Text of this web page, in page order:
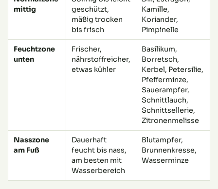
mittig
geschützt,
mäßig trocken
bis frisch
Kamille,
Koriander,
Pimpinelle
Feuchtzone
unten
Frischer,
nährstoffreicher,
etwas kühler
Basilikum,
Borretsch,
Kerbel, Petersilie,
Pfefferminze,
Sauerampfer,
Schnittlauch,
Schnittsellerie,
Zitronenmelisse
Nasszone
am Fuß
Dauerhaft
feucht bis nass,
am besten mit
Wasserbereich
Blutampfer,
Brunnenkresse,
Wasserminze